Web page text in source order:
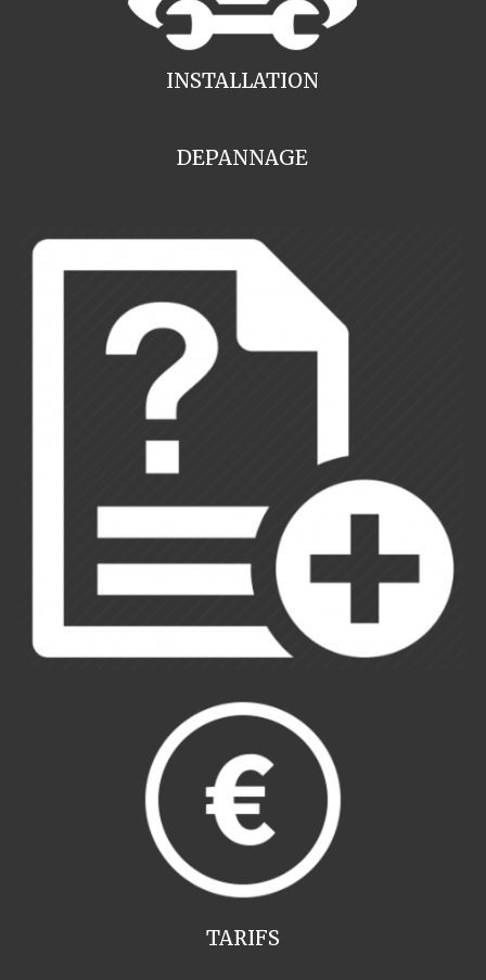
INSTALLATION
DEPANNAGE
TARIFS